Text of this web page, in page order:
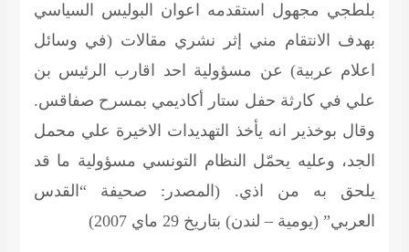
بلطجي مجهول استقدمه اعوان البوليس السياسي
بهدف الانتقام مني إثر نشري مقالات (في وسائل
اعلام عربية) عن مسؤولية احد اقارب الرئيس بن
علي في كارثة حفل ستار أكاديمي بمسرح صفاقس.
وقال بوخذير انه يأخذ التهديدات الاخيرة علي محمل
الجد، وعليه يحمّل النظام التونسي مسؤولية ما قد
يلحق به من اذي.
(المصدر: صحيفة “القدس
العربي” (يومية – لندن) بتاريخ 29 ماي 2007)